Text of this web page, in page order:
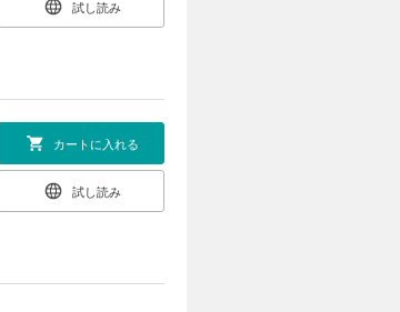
試し読み
カートに入れる
試し読み